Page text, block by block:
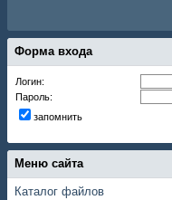
Форма входа
Логин:
Пароль:
запомнить
Меню сайта
Каталог файлов